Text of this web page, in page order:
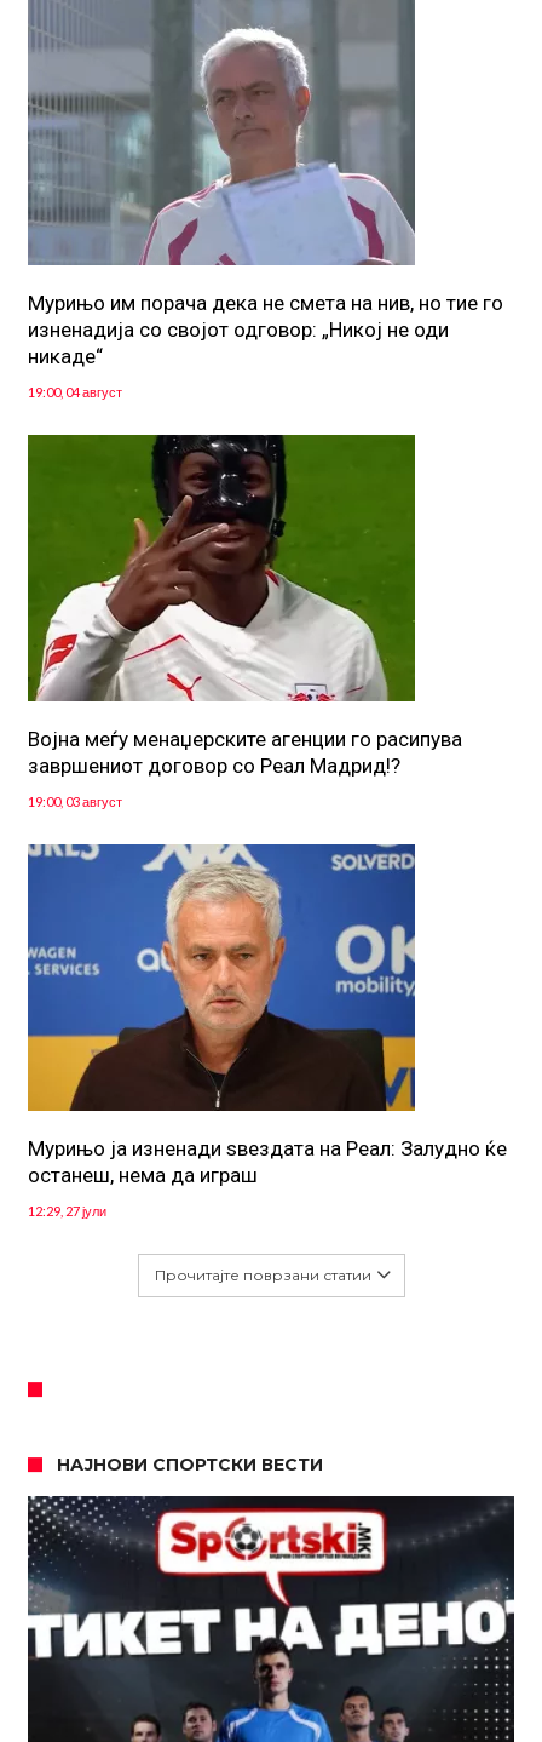
Мурињо им порача дека не смета на нив, но тие го
изненадија со својот одговор: „Никој не оди
никаде“
19:00, 04 август
Војна меѓу менаџерските агенции го расипува
завршениот договор со Реал Мадрид!?
19:00, 03 август
Мурињо ја изненади ѕвездата на Реал: Залудно ќе
останеш, нема да играш
12:29, 27 јули
Прочитајте поврзани статии
НАЈНОВИ СПОРТСКИ ВЕСТИ